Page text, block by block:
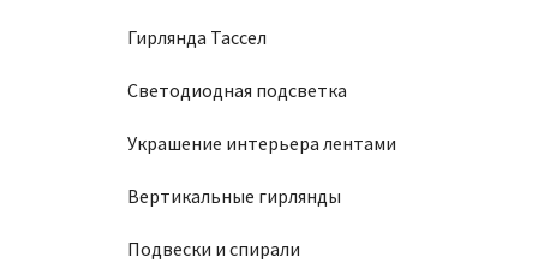
Гирлянда Тассел
Светодиодная подсветка
Украшение интерьера лентами
Вертикальные гирлянды
Подвески и спирали